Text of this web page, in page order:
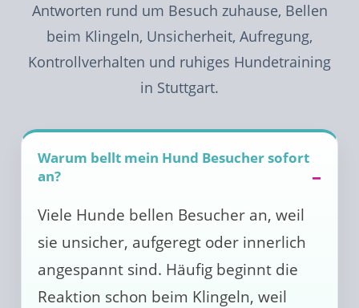
Antworten rund um Besuch zuhause, Bellen
beim Klingeln, Unsicherheit, Aufregung,
Kontrollverhalten und ruhiges Hundetraining
in Stuttgart.
Warum bellt mein Hund Besucher sofort
an?
Viele Hunde bellen Besucher an, weil
sie unsicher, aufgeregt oder innerlich
angespannt sind. Häufig beginnt die
Reaktion schon beim Klingeln, weil